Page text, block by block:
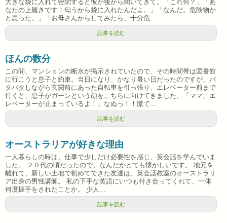
大きな袋に入れて密閉すると彼が後から聞いてきて。「これ何？」「あ
なたの上履きです！匂うから袋に入れたんだよ。」「なんだ。危険物か
と思った。」「お母さんからしてみたら、十分危...
記事を読む
ほんの数分
この間、マンションの断水が掲示されていたので、その時間帯は図書館
に行こうと息子と約束。当日になり、かなり暑い日だったのですが、バ
タバタしながら玄関前にあった自転車を引っ張り、エレベーター前まで
行くと、息子がガーンという顔をこちらに向けてきました。「ママ、エ
レベーターが止まっているよ！」なぬっ！！慌て...
記事を読む
オーストラリアが好きな理由
一人暮らしの時は、仕事で少しだけ必要性を感じ、英会話を学んでいま
した。 ２０代の頃だったので、なんだかとても懐かしいです。 地元を
離れて、新しい土地で初めてできた友達は、英会話教室のオーストラリ
ア出身の男性講師。 私の下手な英語にいつも付き合ってくれて、一体
何度握手をされたことか。 少人...
記事を読む